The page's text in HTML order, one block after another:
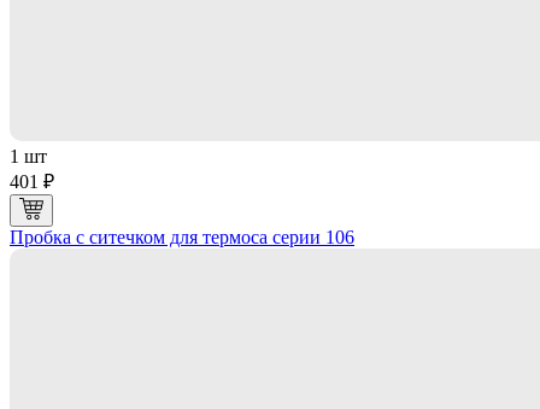
1 шт
401 ₽
Пробка с ситечком для термоса серии 106